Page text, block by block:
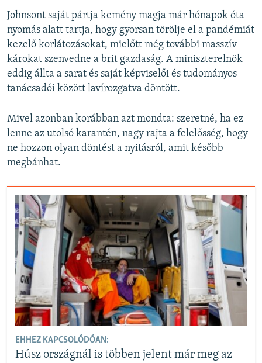
Johnsont saját pártja kemény magja már hónapok óta
nyomás alatt tartja, hogy gyorsan törölje el a pandémiát
kezelő korlátozásokat, mielőtt még további masszív
károkat szenvedne a brit gazdaság. A miniszterelnök
eddig állta a sarat és saját képviselői és tudományos
tanácsadói között lavírozgatva döntött.
Mivel azonban korábban azt mondta: szeretné, ha ez
lenne az utolsó karantén, nagy rajta a felelősség, hogy
ne hozzon olyan döntést a nyitásról, amit később
megbánhat.
EHHEZ KAPCSOLÓDÓAN:
Húsz országnál is többen jelent már meg az